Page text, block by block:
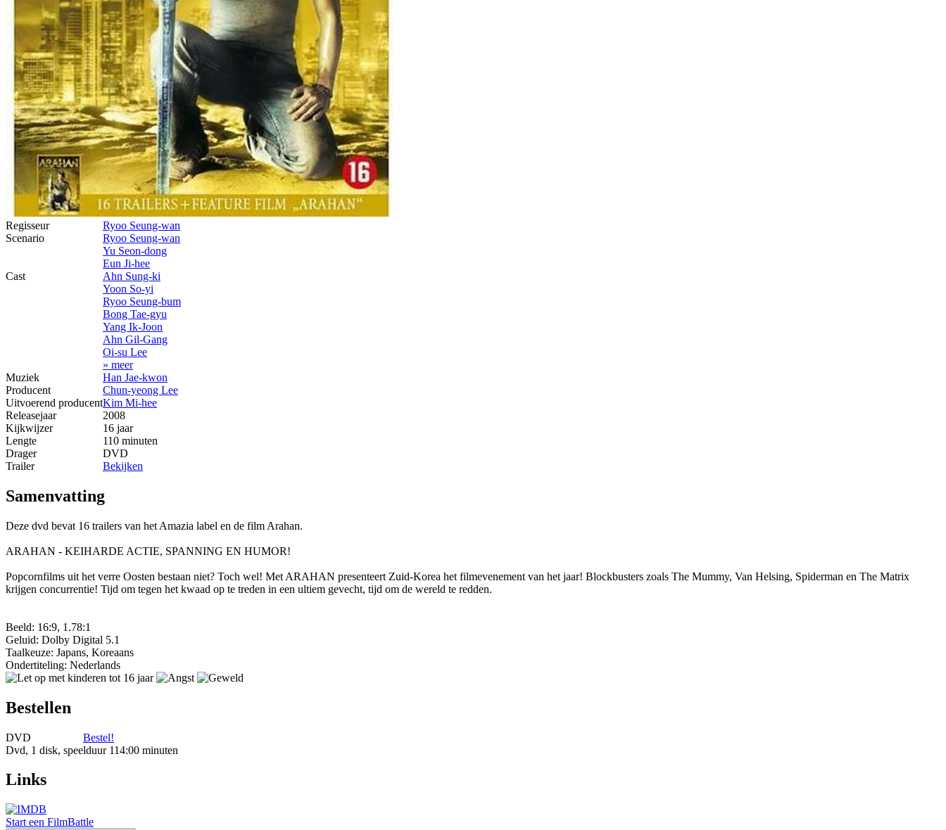
Regisseur
Ryoo Seung-wan
Scenario
Ryoo Seung-wan
Yu Seon-dong
Eun Ji-hee
Cast
Ahn Sung-ki
Yoon So-yi
Ryoo Seung-bum
Bong Tae-gyu
Yang Ik-Joon
Ahn Gil-Gang
Oi-su Lee
» meer
Muziek
Han Jae-kwon
Producent
Chun-yeong Lee
Uitvoerend producentKim Mi-hee
Releasejaar
2008
Kijkwijzer
16 jaar
Lengte
110 minuten
Drager
DVD
Trailer
Bekijken
Samenvatting
Deze dvd bevat 16 trailers van het Amazia label en de film Arahan.
ARAHAN - KEIHARDE ACTIE, SPANNING EN HUMOR!
Popcornfilms uit het verre Oosten bestaan niet? Toch wel! Met ARAHAN presenteert Zuid-Korea het filmevenement van het jaar! Blockbusters zoals The Mummy, Van Helsing, Spiderman en The Matrix
krijgen concurrentie! Tijd om tegen het kwaad op te treden in een ultiem gevecht, tijd om de wereld te redden.
Beeld: 16:9, 1.78:1
Geluid: Dolby Digital 5.1
Taalkeuze: Japans, Koreaans
Ondertiteling: Nederlands
Bestellen
DVD
Bestel!
Dvd, 1 disk, speelduur 114:00 minuten
Links
Start een FilmBattle